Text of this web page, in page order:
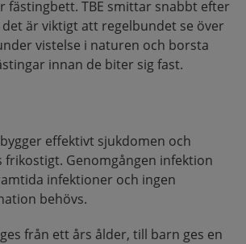
fästingbett. TBE smittar snabbt efter
är viktigt att regelbundet se över
vistelse i naturen och borsta
innan de biter sig fast.
effektivt sjukdomen och
frikostigt. Genomgången infektion
infektioner och ingen
behövs.
från ett års ålder, till barn ges en